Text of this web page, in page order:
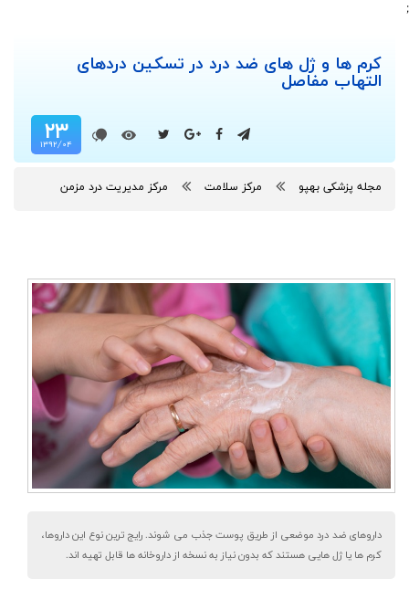
;
کرم ها و ژل های ضد درد در تسکین دردهای
التهاب مفاصل
۲۳
۱۳۹۲/۰۴
مجله پزشکی بهپو مرکز سلامت مرکز مدیریت درد مزمن
داروهای ضد درد موضعی از طریق پوست جذب می شوند. رایج ترین نوع این داروها،
کرم ها یا ژل هایی هستند که بدون نیاز به نسخه از داروخانه ها قابل تهیه اند.